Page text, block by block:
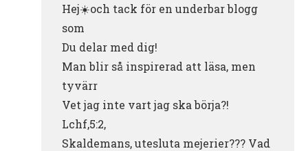
Hej☀️och tack för en underbar blogg
som
Du delar med dig!
Man blir så inspirerad att läsa, men
tyvärr
Vet jag inte vart jag ska börja?!
Lchf,5:2,
Skaldemans, utesluta mejerier??? Vad